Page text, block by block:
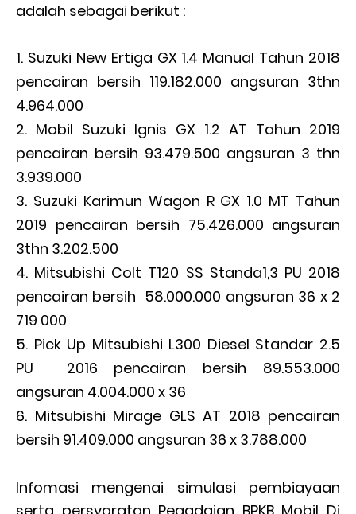
adalah sebagai berikut :
Suzuki New Ertiga GX 1.4 Manual Tahun 2018
pencairan bersih 119.182.000 angsuran 3thn
4.964.000
Mobil Suzuki Ignis GX 1.2 AT Tahun 2019
pencairan bersih 93.479.500 angsuran 3 thn
3.939.000
Suzuki Karimun Wagon R GX 1.0 MT Tahun
2019 pencairan bersih 75.426.000 angsuran
3thn 3.202.500
Mitsubishi Colt T120 SS Standa1,3 PU 2018
pencairan bersih 58.000.000 angsuran 36 x 2
719 000
Pick Up Mitsubishi L300 Diesel Standar 2.5
PU 2016 pencairan bersih 89.553.000
angsuran 4.004.000 x 36
Mitsubishi Mirage GLS AT 2018 pencairan
bersih 91.409.000 angsuran 36 x 3.788.000
Infomasi mengenai simulasi pembiayaan